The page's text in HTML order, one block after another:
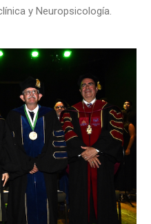
y Neuropsicología.